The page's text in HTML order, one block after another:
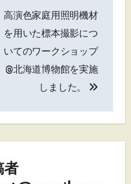
高演色家庭用照明機材
を用いた標本撮影につ
いてのワークショップ
@北海道博物館を実施
しました。
者